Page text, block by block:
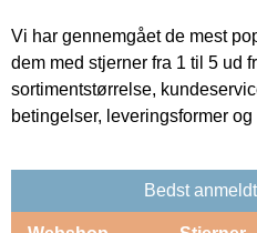
Vi har gennemgået de mest
dem med stjerner fra 1 til 5 ud
sortimentstørrelse,
betingelser, leveringsformer
Bedst